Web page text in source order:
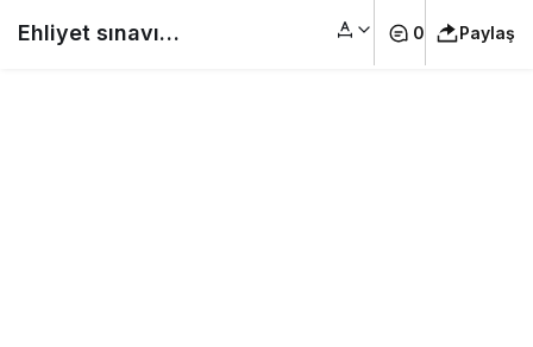
Ehliyet sınavı 0 Paylaş